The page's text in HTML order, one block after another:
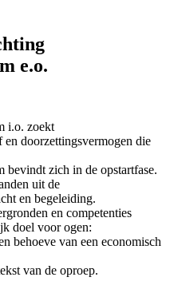
e.o.
i.o. zoekt
en doorzettingsvermogen die
zich in de opstartfase.
uit de
en begeleiding.
en competenties
doel voor ogen:
behoeve van een economisch
van de oproep.